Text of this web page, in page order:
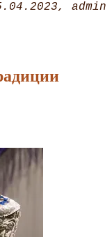
admin